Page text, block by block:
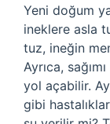
Yeni doğum
ineklere asla
tuz, ineğin
Ayrıca,
yol açabilir.
gibi